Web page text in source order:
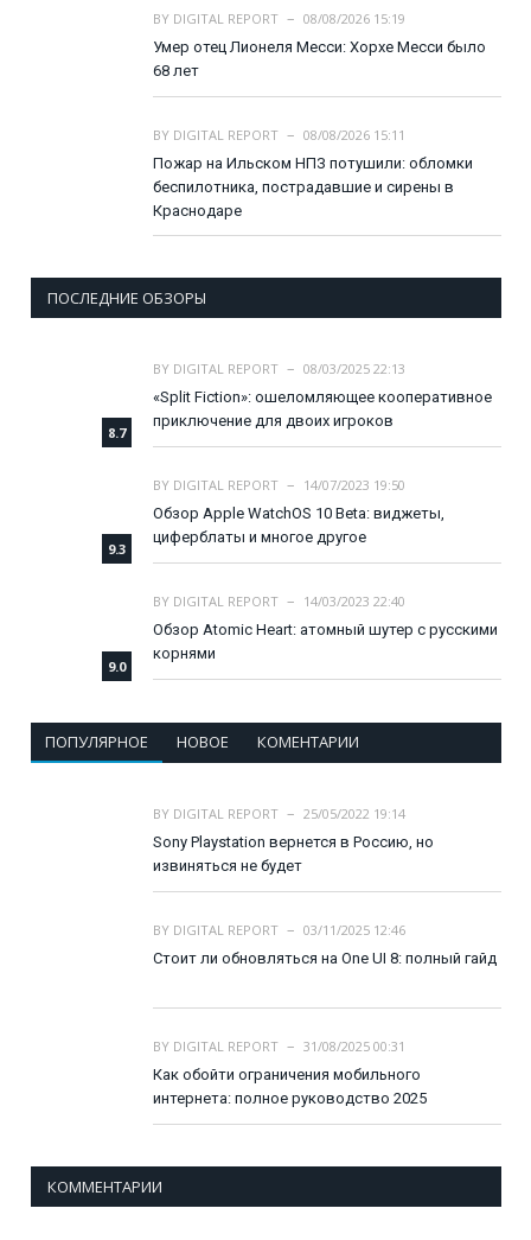
BY DIGITAL REPORT
08/08/2026 15:19
Умер отец Лионеля Месси: Хорхе Месси было
68 лет
BY DIGITAL REPORT
08/08/2026 15:11
Пожар на Ильском НПЗ потушили: обломки
беспилотника, пострадавшие и сирены в
Краснодаре
ПОСЛЕДНИЕ ОБЗОРЫ
8.7
BY DIGITAL REPORT
08/03/2025 22:13
«Split Fiction»: ошеломляющее кооперативное
приключение для двоих игроков
9.3
BY DIGITAL REPORT
14/07/2023 19:50
Обзор Apple WatchOS 10 Beta: виджеты,
циферблаты и многое другое
9.0
BY DIGITAL REPORT
14/03/2023 22:40
Обзор Atomic Heart: атомный шутер с русскими
корнями
ПОПУЛЯРНОЕ НОВОЕ КОМЕНТАРИИ
BY DIGITAL REPORT
25/05/2022 19:14
Sony Playstation вернется в Россию, но
извиняться не будет
BY DIGITAL REPORT
03/11/2025 12:46
Стоит ли обновляться на One UI 8: полный гайд
BY DIGITAL REPORT
31/08/2025 00:31
Как обойти ограничения мобильного
интернета: полное руководство 2025
КОММЕНТАРИИ